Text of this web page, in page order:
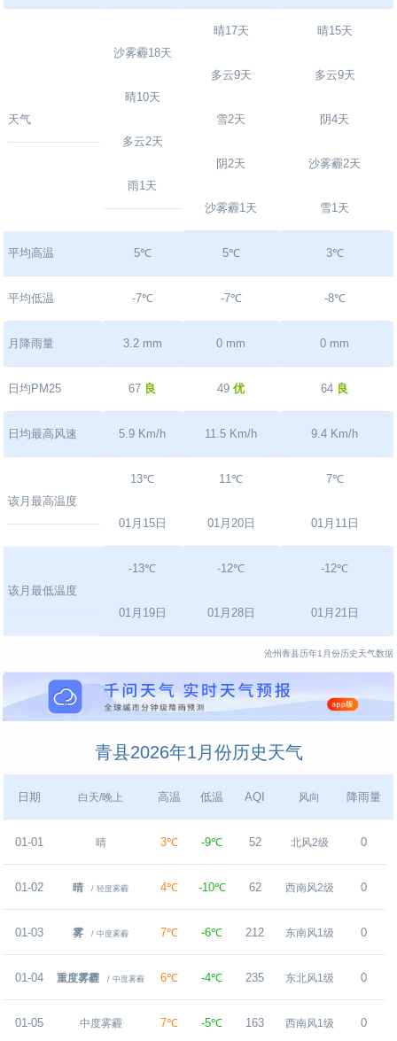
天气
沙雾霾18天
晴10天
多云2天
雨1天
晴17天
多云9天
雪2天
阴2天
沙雾霾1天
晴15天
多云9天
阴4天
沙雾霾2天
雪1天
平均高温 5℃ 5℃ 3℃
平均低温 -7℃ -7℃ -8℃
月降雨量 3.2 mm 0 mm 0 mm
日均PM25 67 良 49优 64 良
日均最高风速 5.9 Km/h 11.5 Km/h 9.4 Km/h
该月最高温度
13℃
01月15日
11℃
01月20日
7℃
01月11日
该月最低温度
-13℃
01月19日
-12℃
01月28日
-12℃
01月21日
沧州青县历年1月份历史天气数据
青县2026年1月份历史天气
日期 白天/晚上 高温 低温 AQI 风向 降雨量
01-01 晴 3℃ -9℃ 52 北风2级 0
01-02 晴 / 轻度雾霾 4℃ -10℃ 62 西南风2级 0
01-03 雾 / 中度雾霾 7℃ -6℃ 212 东南风1级 0
01-04 重度雾霾 / 中度雾霾 6℃ -4℃ 235 东北风1级 0
01-05 中度雾霾 7℃ -5℃ 163 西南风1级 0